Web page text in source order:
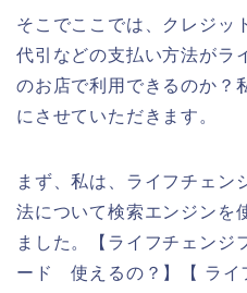
そこでここでは、クレジッ
代引などの支払い方法がラ
のお店で利用できるのか？
にさせていただきます。
まず、私は、ライフチェン
法について検索エンジンを
ました。【ライフチェンジ
ード 使えるの？】【 ライ